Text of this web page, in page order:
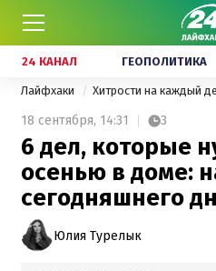
24 КАНАЛ ГЕОПОЛИТИКА
Лайфхаки Хитрости на каждый
18 сентября, 14:31 3
6 дел, которые
осенью в доме:
сегодняшнего
Юлия Турелык